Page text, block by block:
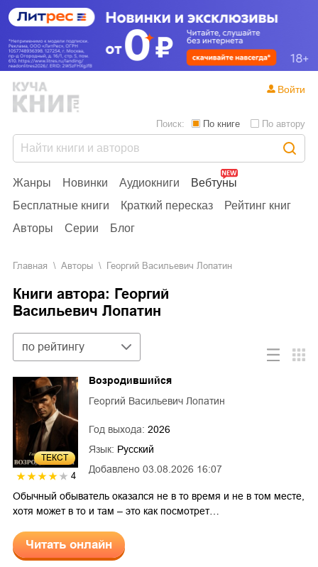
Жанры Новинки Аудиокниги
Вебтуны
Бесплатные книги
Краткий пересказ
Рейтинг книг
Авторы
Серии Блог
Поиск: По книге По автору
Войти
Главная Aвторы Георгий Васильевич Лопатин
Книги автора: Георгий
Васильевич Лопатин
Сортировка
по рейтингу
ТЕКСТ
4
Добавлено 03.08.2026 16:07
Возродившийся
Георгий Васильевич Лопатин
Год выхода: 2026
Язык: Русский
Обычный обыватель оказался не в то время и не в том месте,
хотя может в то и там – это как посмотрет…
Читать онлайн